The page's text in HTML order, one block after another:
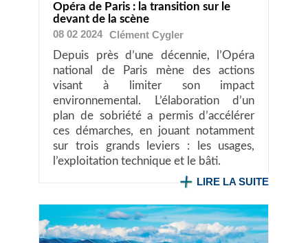
Opéra de Paris : la transition sur le
devant de la scène
08 02 2024 ClémentCygler
Depuis près d’une décennie, l’Opéra
national de Paris mène des actions
visant à limiter son impact
environnemental. L’élaboration d’un
plan de sobriété a permis d’accélérer
ces démarches, en jouant notamment
sur trois grands leviers : les usages,
l’exploitation technique et le bâti.
LIRE LA SUITE